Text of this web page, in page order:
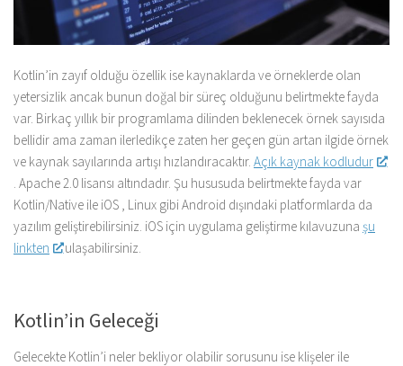
Kotlin’in zayıf olduğu özellik ise kaynaklarda ve örneklerde olan
yetersizlik ancak bunun doğal bir süreç olduğunu belirtmekte fayda
var. Birkaç yıllık bir programlama dilinden beklenecek örnek sayısıda
bellidir ama zaman ilerledikçe zaten her geçen gün artan ilgide örnek
ve kaynak sayılarında artışı hızlandıracaktır. Açık kaynak kodludur
. Apache 2.0 lisansı altındadır. Şu hususuda belirtmekte fayda var
Kotlin/Native ile iOS , Linux gibi Android dışındaki platformlarda da
yazılım geliştirebilirsiniz. iOS için uygulama geliştirme kılavuzuna şu
linkten
ulaşabilirsiniz.
Kotlin’in Geleceği
Gelecekte Kotlin’i neler bekliyor olabilir sorusunu ise klişeler ile